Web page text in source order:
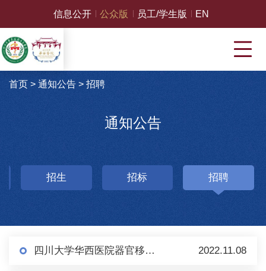
信息公开 公众版 员工/学生版 EN
首页 > 通知公告> 招聘
通知公告
招生 招标 招聘
四川大学华西医院器官移植中心招聘启事 2022.11.08